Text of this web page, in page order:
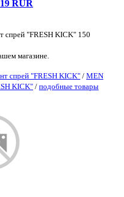
RUR
спрей "FRESH KICK" 150
магазине.
спрей "FRESH KICK" / MEN
KICK" / подобные товары